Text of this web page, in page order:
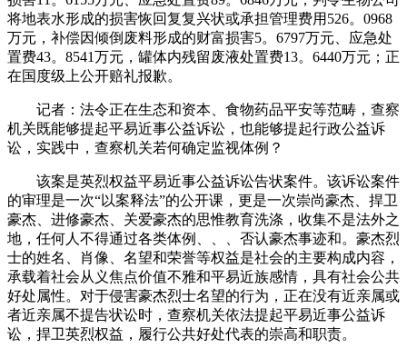
将地表水形成的损害恢回复复兴状或承担管理费用526。0968
万元，补偿因倾倒废料形成的财富损害5。6797万元、应急处
置费43。8541万元，罐体内残留废液处置费13。6440万元；正
在国度级上公开赔礼报歉。
记者：法令正在生态和资本、食物药品平安等范畴，查察
机关既能够提起平易近事公益诉讼，也能够提起行政公益诉
讼，实践中，查察机关若何确定监视体例？
该案是英烈权益平易近事公益诉讼告状案件。该诉讼案件
的审理是一次“以案释法”的公开课，更是一次崇尚豪杰、捍卫
豪杰、进修豪杰、关爱豪杰的思惟教育洗涤，收集不是法外之
地，任何人不得通过各类体例、、、否认豪杰事迹和。豪杰烈
士的姓名、肖像、名望和荣誉等权益是社会的主要构成内容，
承载着社会从义焦点价值不雅和平易近族感情，具有社会公共
好处属性。对于侵害豪杰烈士名望的行为，正在没有近亲属或
者近亲属不提告状讼时，查察机关依法提起平易近事公益诉
讼，捍卫英烈权益，履行公共好处代表的崇高和职责。